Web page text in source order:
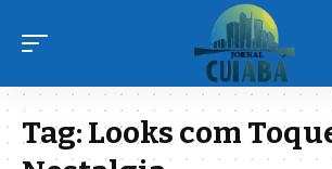
Tag:Looks com